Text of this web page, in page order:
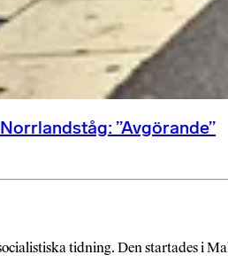
”Avgörande”
tidning. Den startades i